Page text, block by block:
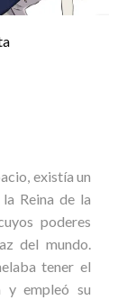
existía un
Reina de la
poderes
del mundo.
tener el
y empleó su